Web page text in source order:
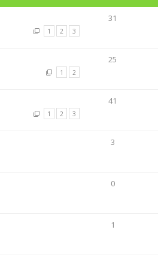
1 2 3
31
1 2
25
1 2 3
41
3
0
1